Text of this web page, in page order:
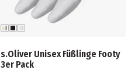
s.Oliver Unisex Füßlinge Footy
3er Pack